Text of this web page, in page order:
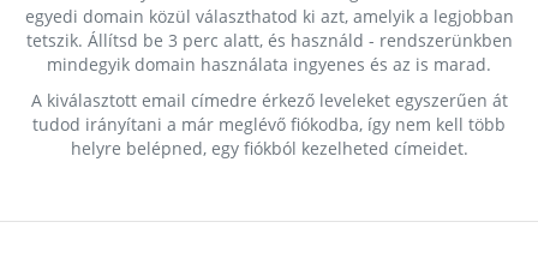
egyedi domain közül választhatod ki azt, amelyik a legjobban
tetszik. Állítsd be 3 perc alatt, és használd - rendszerünkben
mindegyik domain használata ingyenes és az is marad.
A kiválasztott email címedre érkező leveleket egyszerűen át
tudod irányítani a már meglévő fiókodba, így nem kell több
helyre belépned, egy fiókból kezelheted címeidet.